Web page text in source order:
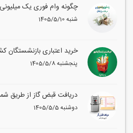
چگونه وام فوری یک
1405/5/10 شنبه
خرید اعتباری بازنشستگان
1405/5/8 پنجشنبه
دریافت قبض گاز از طریق
1405/5/5 دوشنبه